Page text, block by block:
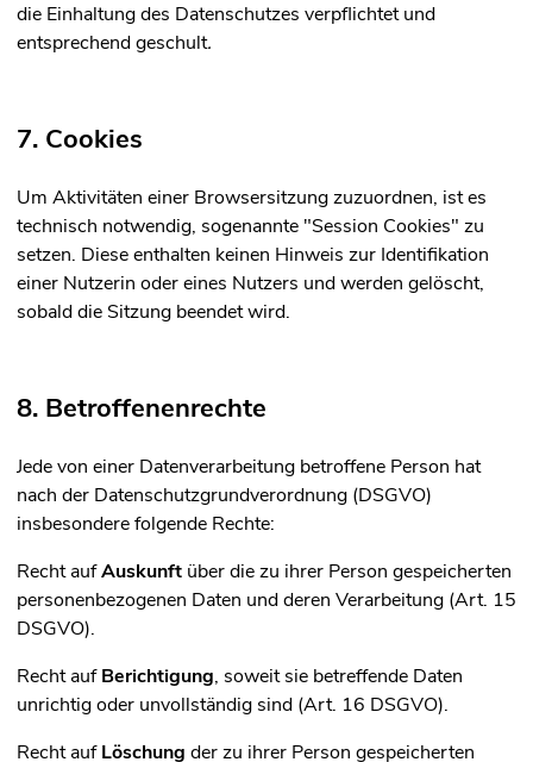
die Einhaltung des Datenschutzes verpflichtet und
entsprechend geschult.
7. Cookies
Um Aktivitäten einer Browsersitzung zuzuordnen, ist es
technisch notwendig, sogenannte "Session Cookies" zu
setzen. Diese enthalten keinen Hinweis zur Identifikation
einer Nutzerin oder eines Nutzers und werden gelöscht,
sobald die Sitzung beendet wird.
8. Betroffenenrechte
Jede von einer Datenverarbeitung betroffene Person hat
nach der Datenschutzgrundverordnung (DSGVO)
insbesondere folgende Rechte:
Recht aufAuskunft über die zu ihrer Person gespeicherten
personenbezogenen Daten und deren Verarbeitung (Art. 15
DSGVO).
Recht aufBerichtigung, soweit sie betreffende Daten
unrichtig oder unvollständig sind (Art. 16 DSGVO).
Recht aufLöschung der zu ihrer Person gespeicherten